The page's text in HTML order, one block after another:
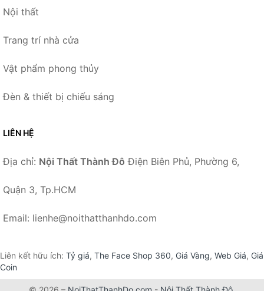
Nội thất
Trang trí nhà cửa
Vật phẩm phong thủy
Đèn & thiết bị chiếu sáng
LIÊN HỆ
Địa chỉ: Nội Thất Thành Đô Điện Biên Phủ, Phường 6,
Quận 3, Tp.HCM
Email: lienhe@noithatthanhdo.com
Liên kết hữu ích: Tỷ giá, The Face Shop 360, Giá Vàng, Web Giá, Giá
Coin